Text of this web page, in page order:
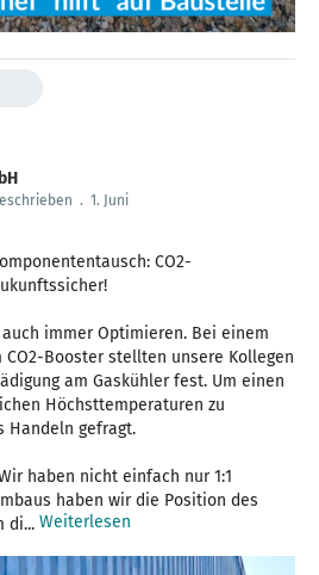
. 1. Juni
CO2-
immer Optimieren. Bei einem
Booster stellten unsere Kollegen
am Gaskühler fest. Um einen
Höchsttemperaturen zu
Handeln gefragt.
haben nicht einfach nur 1:1
haben wir die Position des
di... Weiterlesen